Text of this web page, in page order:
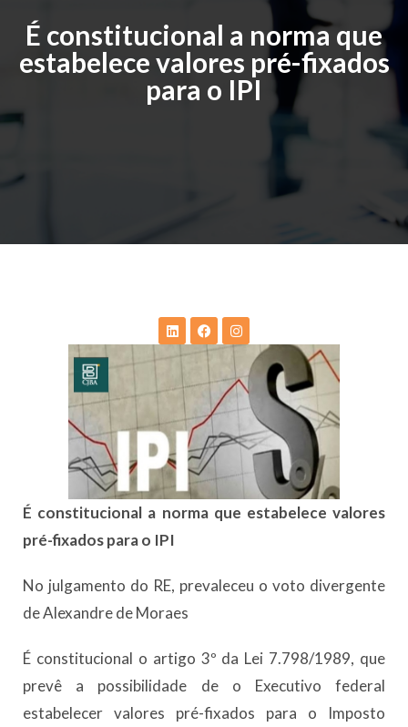
É constitucional a norma que
estabelece valores pré-fixados
para o IPI
É constitucional a norma que estabelece valores
pré-fixados para o IPI
No julgamento do RE, prevaleceu o voto divergente
de Alexandre de Moraes
É constitucional o artigo 3º da Lei 7.798/1989, que
prevê a possibilidade de o Executivo federal
estabelecer valores pré-fixados para o Imposto